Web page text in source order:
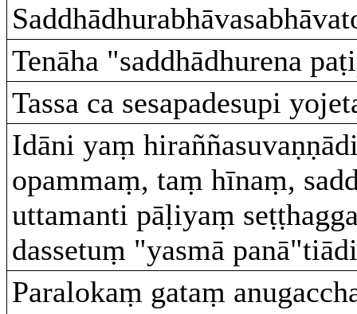
Tenāha "saddhādhurena
Tassa ca sesapadesupi
Idāni yaṃ
opammaṃ, taṃ hīnaṃ,
uttamanti pāḷiyaṃ
dassetuṃ "yasmā
Paralokaṃ gataṃ